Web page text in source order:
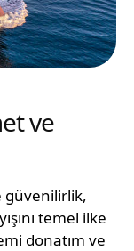
ve
güvenilirlik,
temel ilke
donatım ve